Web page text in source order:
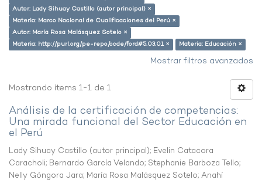
Autor: Lady Sihuay Castillo (autor principal) ×
Materia: Marco Nacional de Cualificaciones del Perú ×
Autor: María Rosa Malásquez Sotelo ×
Materia: http://purl.org/pe-repo/ocde/ford#5.03.01 ×
Materia: Educación ×
Mostrar filtros avanzados
Mostrando ítems 1-1 de 1
Análisis de la certificación de competencias:
Una mirada funcional del Sector Educación en
el Perú
Lady Sihuay Castillo (autor principal); Evelin Catacora
Caracholi; Bernardo García Velando; Stephanie Barboza Tello;
Nelly Góngora Jara; María Rosa Malásquez Sotelo; Anahí